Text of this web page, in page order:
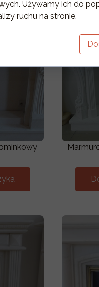
Używamy ich do
ruchu na stronie.